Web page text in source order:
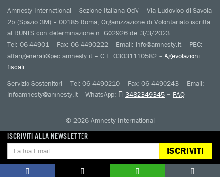
ISCRIVITI ALLA NEWSLETTER
ISCRIVITI
Amnesty International – Sezione Italiana OdV – Via Ludovico di Savoia
2b (Spazio 3M) – 00185 Roma, Organizzazione di Volontariato iscritta
al RUNTS con determinazione n. G02926 del 3/3/2023
Tel: 06 44901 – Fax: 06 4490222 – Email: info@amnesty.it – PEC:
affarigenerali@pec.amnesty.it – C.F. 03031110582 – Agevolazioni
fiscali
Servizio Sostenitori – Tel: 06 4490210 – Fax: 06 4490243 – Email:
infoamnesty@amnesty.it – WhatsApp:
3482349345 – FAQ
© 2026 Amnesty International